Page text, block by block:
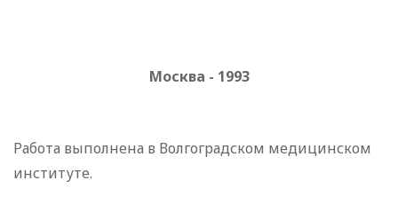
Москва - 1993
Работа выполнена в Волгоградском медицинском
институте.